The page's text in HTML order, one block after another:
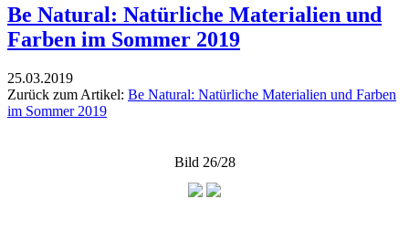
Be Natural: Natürliche Materialien und
Farben im Sommer 2019
25.03.2019
Zurück zum Artikel: Be Natural: Natürliche Materialien und Farben
im Sommer 2019
Bild 26/28